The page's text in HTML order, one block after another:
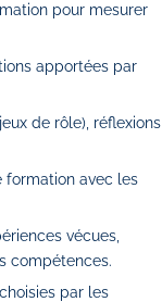
pour mesurer
apportées par
de rôle), réflexions
formation avec les
vécues,
compétences.
par les